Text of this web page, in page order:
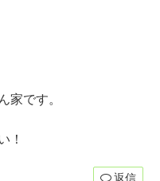
家です。
！
返信